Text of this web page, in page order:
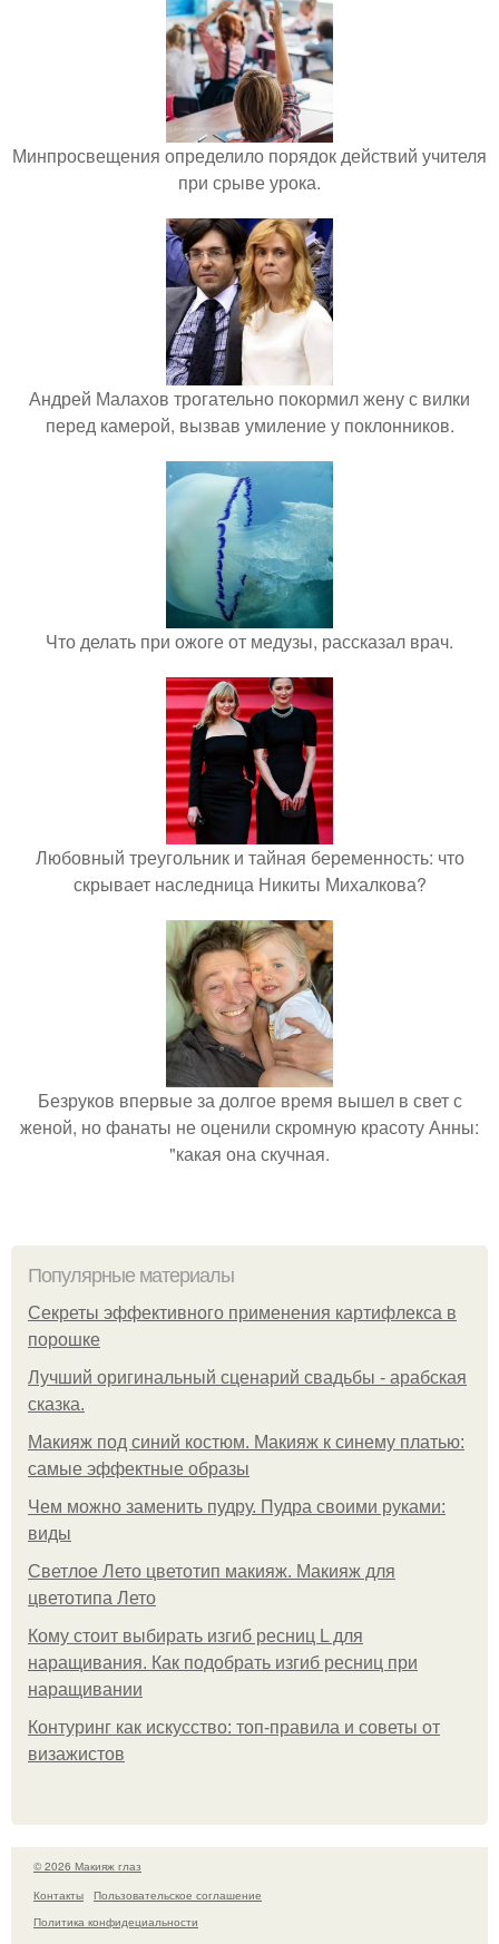
Минпросвещения определило порядок действий учителя
при срыве урока.
Андрей Малахов трогательно покормил жену с вилки
перед камерой, вызвав умиление у поклонников.
Что делать при ожоге от медузы, рассказал врач.
Любовный треугольник и тайная беременность: что
скрывает наследница Никиты Михалкова?
Безруков впервые за долгое время вышел в свет с
женой, но фанаты не оценили скромную красоту Анны:
"какая она скучная.
Популярные материалы
Секреты эффективного применения картифлекса в
порошке
Лучший оригинальный сценарий свадьбы - арабская
сказка.
Макияж под синий костюм. Макияж к синему платью:
самые эффектные образы
Чем можно заменить пудру. Пудра своими руками:
виды
Светлое Лето цветотип макияж. Макияж для
цветотипа Лето
Кому стоит выбирать изгиб ресниц L для
наращивания. Как подобрать изгиб ресниц при
наращивании
Контуринг как искусство: топ-правила и советы от
визажистов
© 2026 Макияж глаз
Контакты
Пользовательское соглашение
Политика конфидециальности